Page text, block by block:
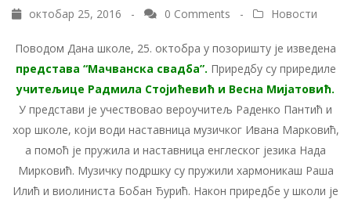
октобар 25, 2016 - 0 Comments - Новости
Поводом Дана школе, 25. октобра у позоришту је изведена
представа “Мачванска свадба”. Приредбу су приредиле
учитељице Радмила Стојићевић и Весна Мијатовић.
У представи је учествовао вероучитељ Раденко Пантић и
хор школе, који води наставница музичког Ивана Марковић,
а помоћ је пружила и наставница енглеског језика Нада
Мирковић. Музичку подршку су пружили хармоникаш Раша
Илић и виолиниста Бобан Ђурић. Након приредбе у школи је